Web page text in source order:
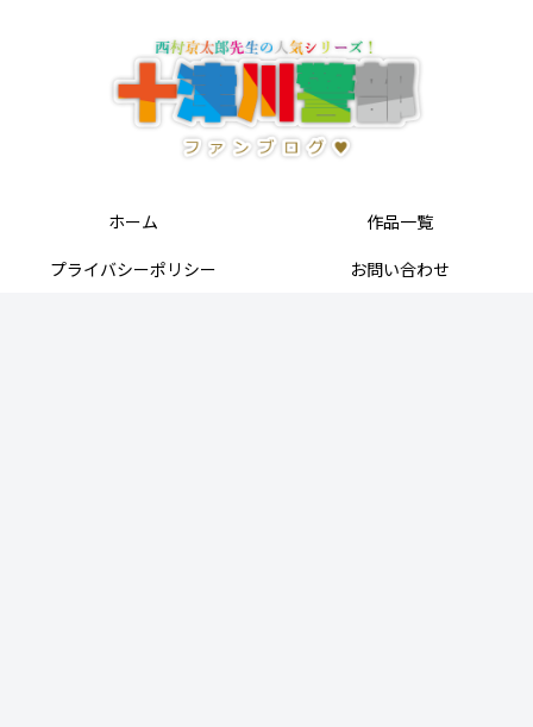
ホーム
作品一覧
プライバシーポリシー
お問い合わせ